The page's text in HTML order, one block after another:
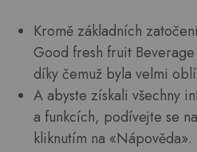
Kromě základních
Good fresh fruit
díky čemuž byla velmi
A abyste získali všechny
a funkcích, podívejte se
kliknutím na «Nápověda».